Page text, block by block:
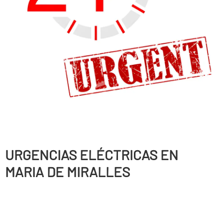
URGENCIAS ELÉCTRICAS EN
MARIA DE MIRALLES